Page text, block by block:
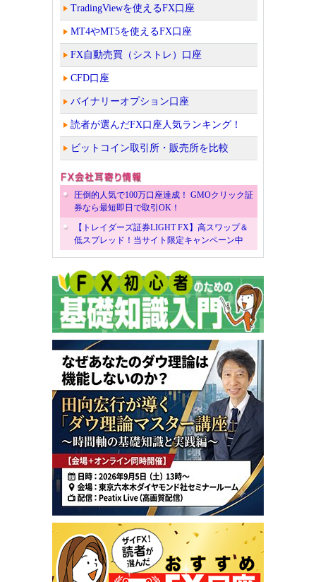
TradingViewを使えるFX口座
MT4やMT5を使えるFX口座
FX自動売買（シストレ）口座
CFD口座
バイナリーオプション口座
読者が選んだFX口座人気ランキング！
ビットコイン取引所・販売所を比較
圧倒的人気で100万口座達成！ GMOクリック証
券なら最短即日で取引OK！
【トレイダーズ証券LIGHT FX】高スワップ＆
低スプレッド！当サイト限定キャンペーン中